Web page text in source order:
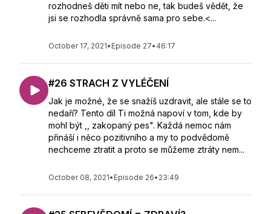
rozhodneš děti mít nebo ne, tak budeš vědět, že
jsi se rozhodla správně sama pro sebe.<...
October 17, 2021• Episode 27• 46:17
#26 STRACH Z VYLÉČENÍ
Jak je možné, že se snažíš uzdravit, ale stále se to
nedaří? Tento díl Ti možná napoví v tom, kde by
mohl být ,, zakopaný pes". Každá nemoc nám
přináší i něco pozitivního a my to podvědomě
nechceme ztratit a proto se můžeme ztráty nem...
October 08, 2021• Episode 26• 23:49